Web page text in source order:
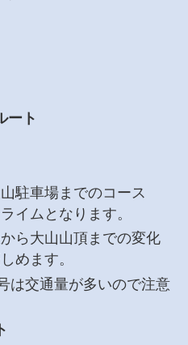
ート
駐車場までのコース
イムとなります。
ら大山山頂までの変化
めます。
は交通量が多いので注意